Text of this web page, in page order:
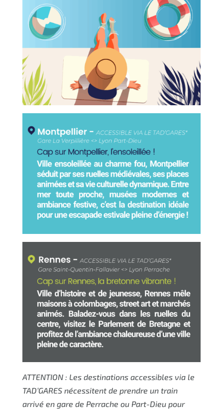
ATTENTION : Les destinations accessibles via le
TAD’GARES nécessitent de prendre un train
arrivé en gare de Perrache ou Part-Dieu pour